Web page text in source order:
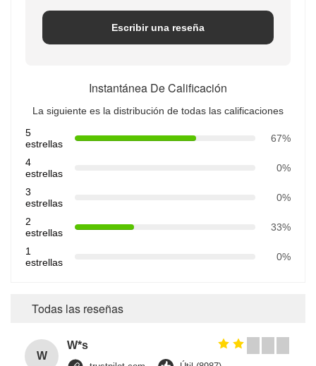
Escribir una reseña
Instantánea De Calificación
La siguiente es la distribución de todas las calificaciones
5
estrellas
67%
4
estrellas
0%
3
estrellas
0%
2
estrellas
33%
1
estrellas
0%
Todas las reseñas
W
W*s